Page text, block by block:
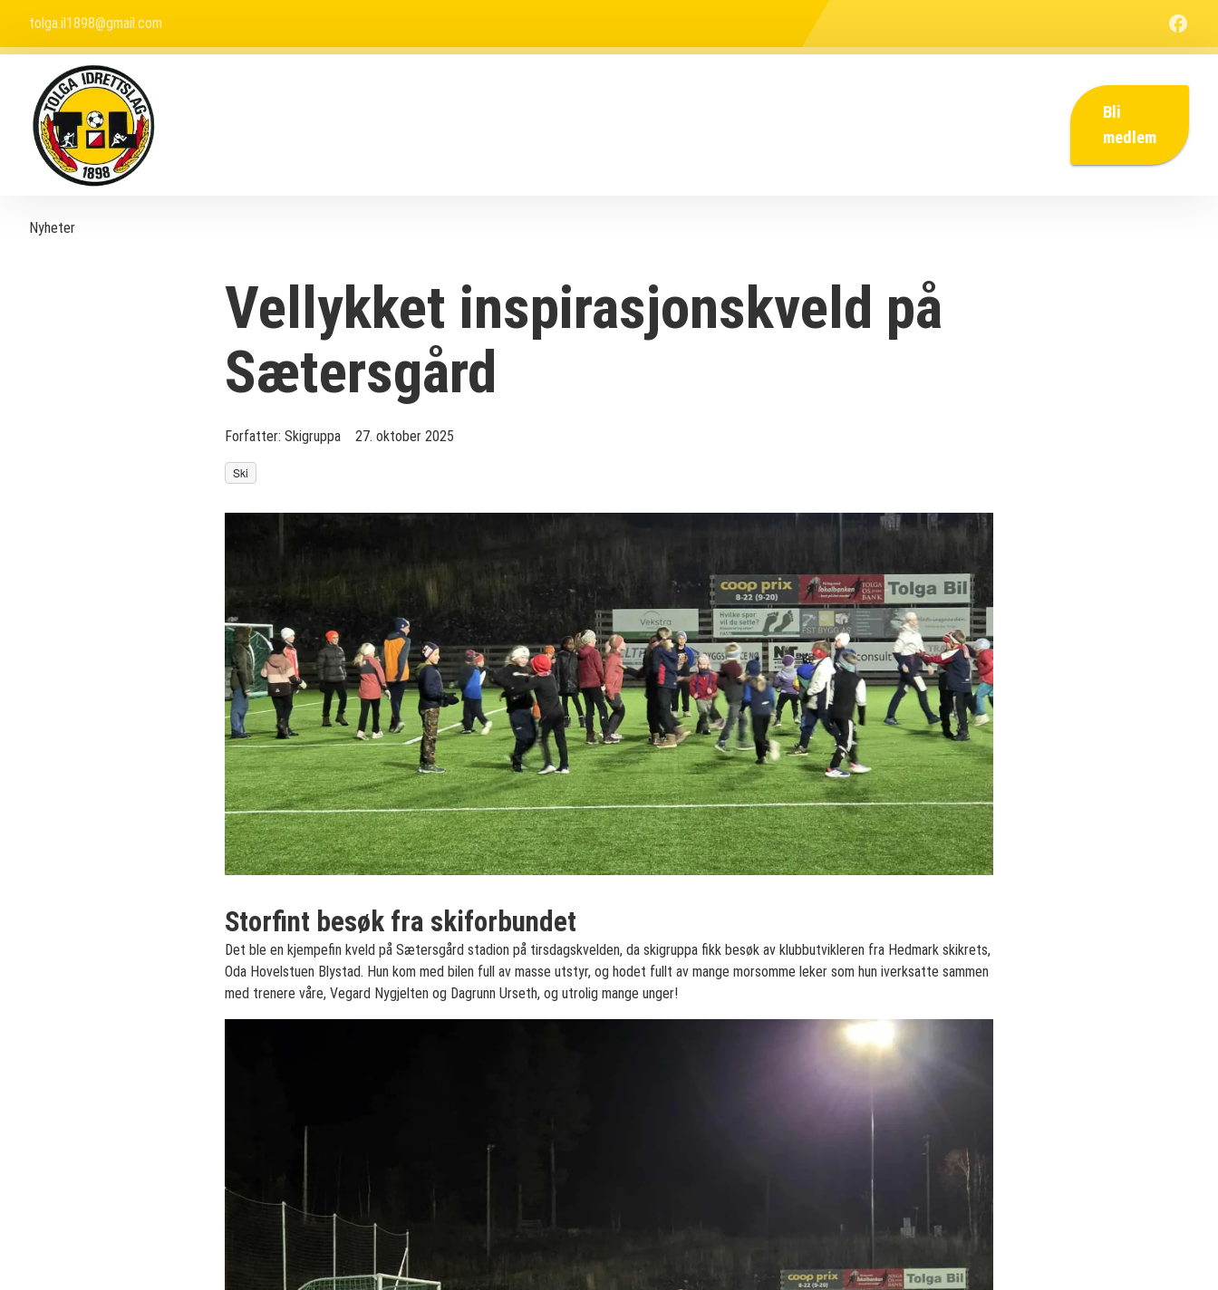
tolga.il1898@gmail.com
Bli
medlem
Nyheter
Vellykket inspirasjonskveld på
Sætersgård
Forfatter: Skigruppa 27. oktober 2025
Ski
Storfint besøk fra skiforbundet
Det ble en kjempefin kveld på Sætersgård stadion på tirsdagskvelden, da skigruppa fikk besøk av klubbutvikleren fra Hedmark skikrets,
Oda Hovelstuen Blystad. Hun kom med bilen full av masse utstyr, og hodet fullt av mange morsomme leker som hun iverksatte sammen
med trenere våre, Vegard Nygjelten og Dagrunn Urseth, og utrolig mange unger!